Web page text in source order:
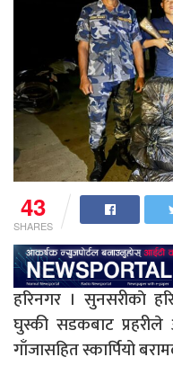
43
SHARES
हरिनगर । सुनसरीकाे
घुस्की सडकबाट
गाँजासहित स्कार्पियो